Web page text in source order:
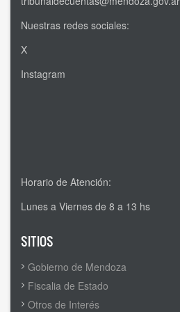
Nuestras redes sociales:
X
Instagram
Horario de Atención:
Lunes a Viernes de 8 a 13 hs
SITIOS
Gobierno de Mendoza
Fiscalia de Estado
Otros de Interés